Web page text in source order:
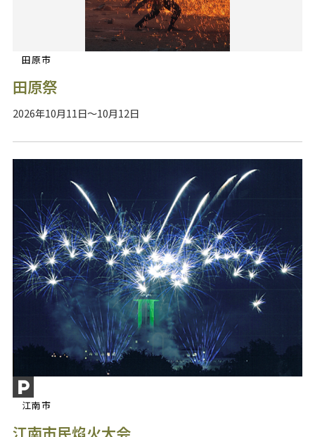
田原市
田原祭
2026年10月11日～10月12日
江南市
江南市民焰火大会